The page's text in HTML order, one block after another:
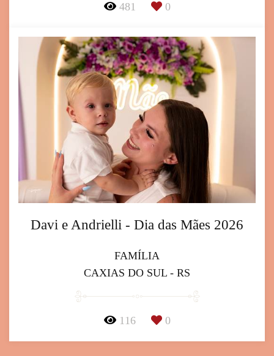
481 0
Davi e Andrielli - Dia das Mães 2026
FAMÍLIA
CAXIAS DO SUL - RS
116 0